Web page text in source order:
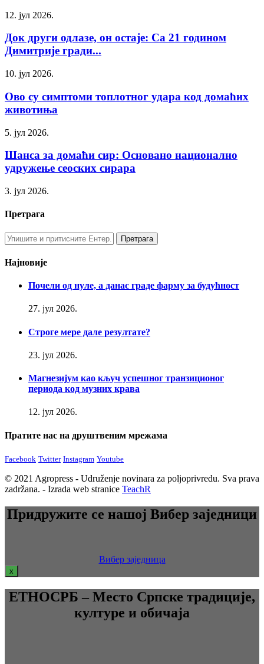
12. јул 2026.
Док други одлазе, он остаје: Са 21 годином
Димитрије гради...
10. јул 2026.
Ово су симптоми топлотног удара код домаћих
животиња
5. јул 2026.
Шанса за домаћи сир: Основано национално
удружење сеоских сирара
3. јул 2026.
Претрага
Најновије
Почели од нуле, а данас граде фарму за будућност
27. јул 2026.
Строге мере дале резултате?
23. јул 2026.
Магнезијум као кључ успешног транзиционог
периода код музних крава
12. јул 2026.
Пратите нас на друштвеним мрежама
Facebook Twitter Instagram Youtube
© 2021 Agropress - Udruženje novinara za poljoprivredu. Sva prava
zadržana. - Izrada web stranice TeachR
Придружите се нашој Вибер заједници
Вибер заједница
x
ЕТНОСРБ – Место Српске традиције,
културе и обичаја